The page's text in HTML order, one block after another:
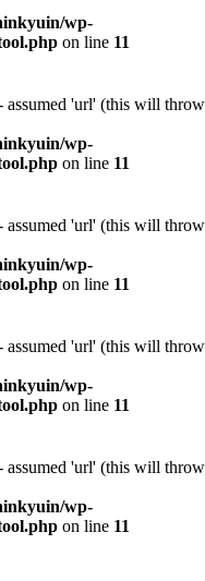
wp-
on line 11
assumed 'url' (this will throw
wp-
on line 11
assumed 'url' (this will throw
wp-
on line 11
assumed 'url' (this will throw
wp-
on line 11
assumed 'url' (this will throw
wp-
on line 11